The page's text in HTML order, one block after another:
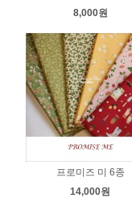
8,000원
프로미즈 미 6종
14,000원